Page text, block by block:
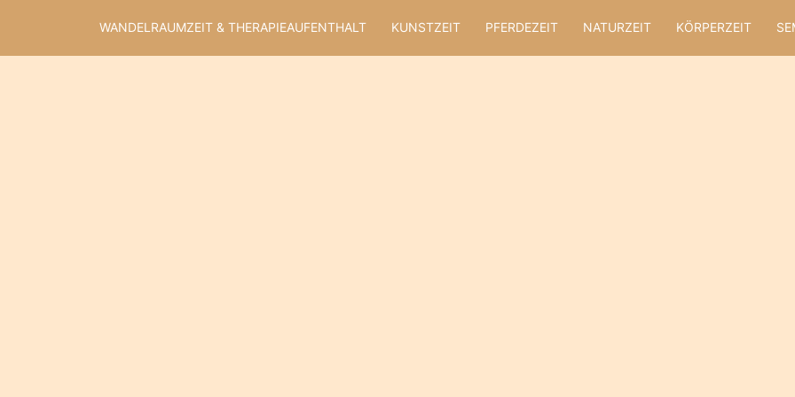
WANDELRAUMZEIT & THERAPIEAUFENTHALT KUNSTZEIT PFERDEZEIT NATURZEIT KÖRPERZEIT